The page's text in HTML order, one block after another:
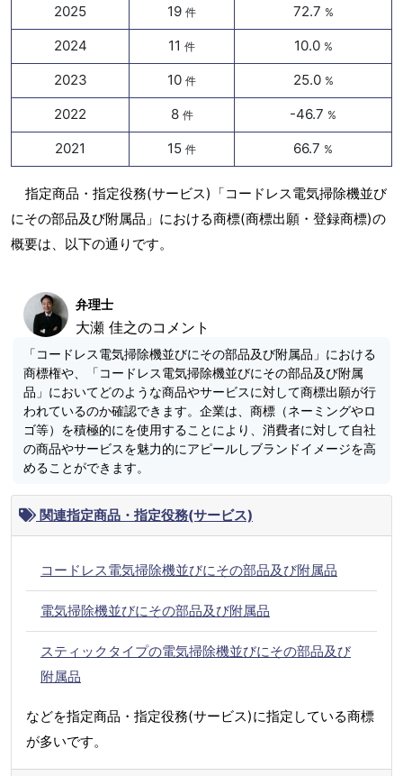
2025
19 件 72.7 %
2024 11 件 10.0 %
2023 10 件 25.0 %
2022 8 件 -46.7 %
2021 15 件 66.7 %
指定商品・指定役務(サービス)「コードレス電気掃除機並び
にその部品及び附属品」における商標(商標出願・登録商標)の
概要は、以下の通りです。
弁理士
大瀬 佳之のコメント
「コードレス電気掃除機並びにその部品及び附属品」における
商標権や、「コードレス電気掃除機並びにその部品及び附属
品」においてどのような商品やサービスに対して商標出願が行
われているのか確認できます。企業は、商標（ネーミングやロ
ゴ等）を積極的にを使用することにより、消費者に対して自社
の商品やサービスを魅力的にアピールしブランドイメージを高
めることができます。
関連指定商品・指定役務(サービス)
コードレス電気掃除機並びにその部品及び附属品
電気掃除機並びにその部品及び附属品
スティックタイプの電気掃除機並びにその部品及び
附属品
などを指定商品・指定役務(サービス)に指定している商標
が多いです。